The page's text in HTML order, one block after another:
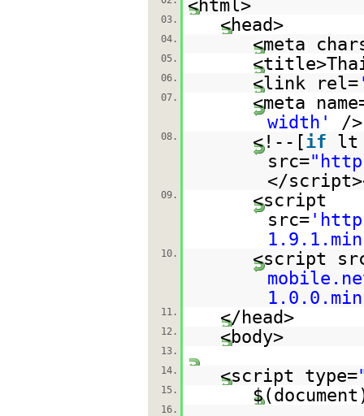
<html>
03. <head>
04. <meta
05.
06. <link rel=
07.
<meta
width'
/>
08. <!--[if lt
src="
</
09.
<script
src='
10.
<script
11. </head>
12. <body>
13.
14.
<script type=
15.
16.